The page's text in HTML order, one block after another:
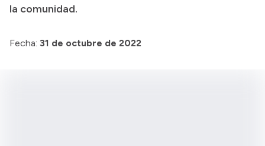
Intranet
la comunidad.
Fecha: 31 de octubre de 2022